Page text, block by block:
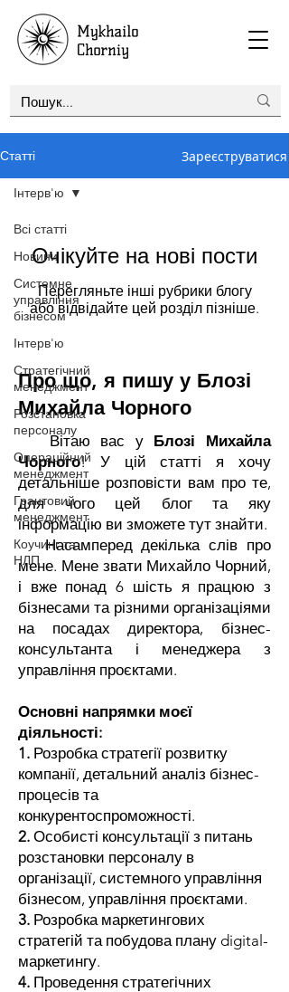
Статті Зареєструватися
Всі статті
Новини
Системне
управління
бізнесом
Інтерв'ю
Стратегічний
менеджмент
Розстановка
персоналу
Операційний
менеджмент
Грантовий
менеджмент
Коучинг та
НЛП
Інтерв'ю
Очікуйте на нові пости
Перегляньте інші рубрики блогу
або відвідайте цей розділ пізніше.
Про що, я пишу у Блозі
Михайла Чорного
Вітаю вас у Блозі Михайла
Чорного! У цій статті я хочу
детальніше розповісти вам про те,
для чого цей блог та яку
інформацію ви зможете тут знайти.
Насамперед декілька слів про
мене. Мене звати Михайло Чорний,
і вже понад 6 шість я працюю з
бізнесами та різними організаціями
на посадах директора, бізнес-
консультанта і менеджера з
управління проєктами.
Основні напрямки моєї
діяльності:
1. Розробка стратегії розвитку
компанії, детальний аналіз бізнес-
процесів та
конкурентоспроможності.
2. Особисті консультації з питань
розстановки персоналу в
організації, системного управління
бізнесом, управління проєктами.
3. Розробка маркетингових
стратегій та побудова плану digital-
маркетингу.
4. Проведення стратегічних